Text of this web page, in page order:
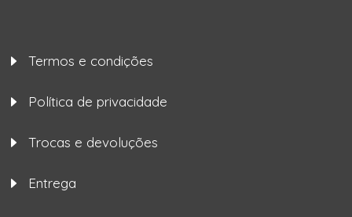
Termos e condições
Política de privacidade
Trocas e devoluções
Entrega